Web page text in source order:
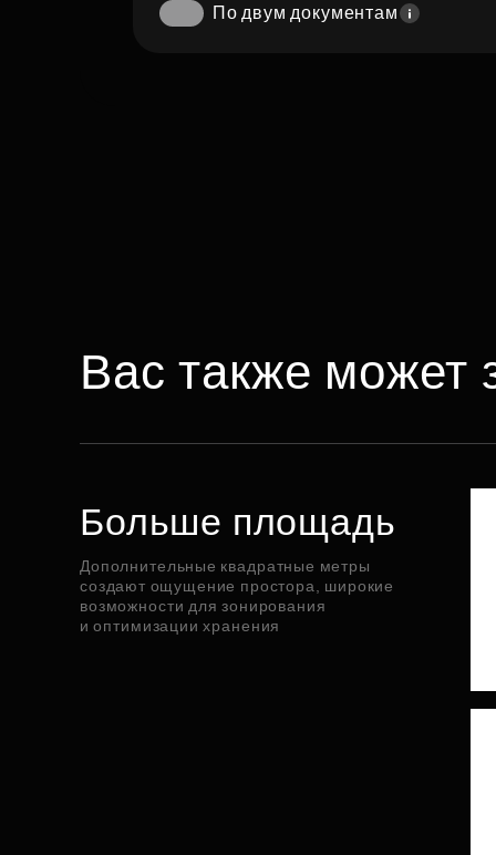
По двум документам
Вас также может
Больше площадь
Дополнительные квадратные метры
создают ощущение простора, широкие
возможности для зонирования
и оптимизации хранения